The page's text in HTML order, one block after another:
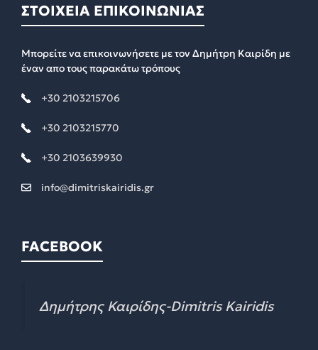
ΣΤΟΙΧΕΙΑ ΕΠΙΚΟΙΝΩΝΙΑΣ
Μπορείτε να επικοινωνήσετε με τον Δημήτρη Καιρίδη με
έναν απο τους παρακάτω τρόπους
+30 2103215706
+30 2103215770
+30 2103639930
info@dimitriskairidis.gr
FACEBOOK
Δημήτρης Καιρίδης-Dimitris Kairidis